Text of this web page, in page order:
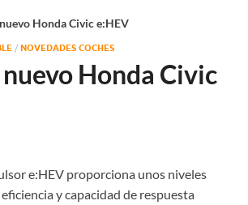
Honda Civic e:HEV
/ NOVEDADES COCHES
Honda Civic
e:HEV proporciona unos niveles
y capacidad de respuesta